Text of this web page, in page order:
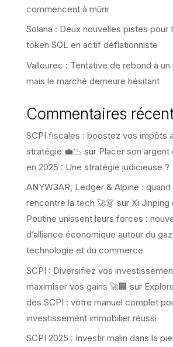
commencent à mûrir
Solana : Deux nouvelles pistes pour
token SOL en actif déflationniste
Vallourec : Tentative de rebond à un
mais le marché demeure hésitant
Commentaires
SCPI fiscales : boostez vos impôts
stratégie 💼📉 sur Placer son argent
en 2025 : Une stratégie judicieuse ?
ANYW3AR, Ledger & Alpine : quand
rencontre la tech 🚀👗 sur Xi Jinping
Poutine unissent leurs forces :
d’alliance économique autour du
technologie et du commerce
SCPI : Diversifiez vos
maximiser vos gains 🚀🏢 sur
des SCPI : votre manuel complet
investissement immobilier réussi
SCPI 2025 : Investir malin dans la